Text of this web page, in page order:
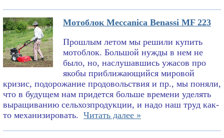
Мотоблок Meccanica Benassi MF 223
Прошлым летом мы решили купить
мотоблок. Большой нужды в нем не
было, но, наслушавшись ужасов про
якобы приближающийся мировой
кризис, подорожание продовольствия и пр., мы поняли,
что в будущем нам придется больше времени уделять
выращиванию сельхозпродукции, и надо наш труд как-
то механизировать. Читать далее »